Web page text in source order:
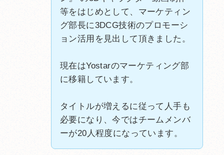
等をはじめとして、マーケティン
グ部長に3DCG技術のプロモーシ
ョン活用を見出して頂きました。
現在はYostarのマーケティング部
に移籍しています。
タイトルが増えるに従って人手も
必要になり、今ではチームメンバ
ーが20人程度になっています。